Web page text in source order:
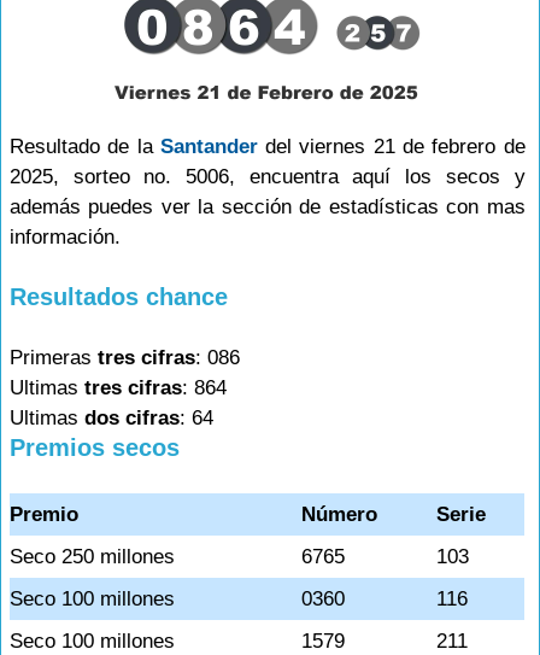
Resultado de la Santanderdel viernes 21 de febrero de
2025, sorteo no. 5006, encuentra aquí los secos y
además puedes ver la sección de estadísticas con mas
información.
Resultados chance
Primeras tres cifras: 086
Ultimas tres cifras: 864
Ultimas dos cifras: 64
Premios secos
Premio Número
Serie
Seco 250 millones
6765
103
Seco 100 millones
0360
116
Seco 100 millones
1579
211